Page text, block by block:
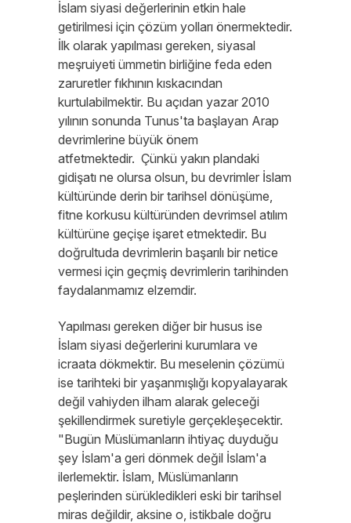
İslam siyasi değerlerinin etkin hale
getirilmesi için çözüm yolları önermektedir.
İlk olarak yapılması gereken, siyasal
meşruiyeti ümmetin birliğine feda eden
zaruretler fıkhının kıskacından
kurtulabilmektir. Bu açıdan yazar 2010
yılının sonunda Tunus'ta başlayan Arap
devrimlerine büyük önem
atfetmektedir. Çünkü yakın plandaki
gidişatı ne olursa olsun, bu devrimler İslam
kültüründe derin bir tarihsel dönüşüme,
fitne korkusu kültüründen devrimsel atılım
kültürüne geçişe işaret etmektedir. Bu
doğrultuda devrimlerin başarılı bir netice
vermesi için geçmiş devrimlerin tarihinden
faydalanmamız elzemdir.
Yapılması gereken diğer bir husus ise
İslam siyasi değerlerini kurumlara ve
icraata dökmektir. Bu meselenin çözümü
ise tarihteki bir yaşanmışlığı kopyalayarak
değil vahiyden ilham alarak geleceği
şekillendirmek suretiyle gerçekleşecektir.
"Bugün Müslümanların ihtiyaç duyduğu
şey İslam'a geri dönmek değil İslam'a
ilerlemektir. İslam, Müslümanların
peşlerinden sürükledikleri eski bir tarihsel
miras değildir, aksine o, istikbale doğru